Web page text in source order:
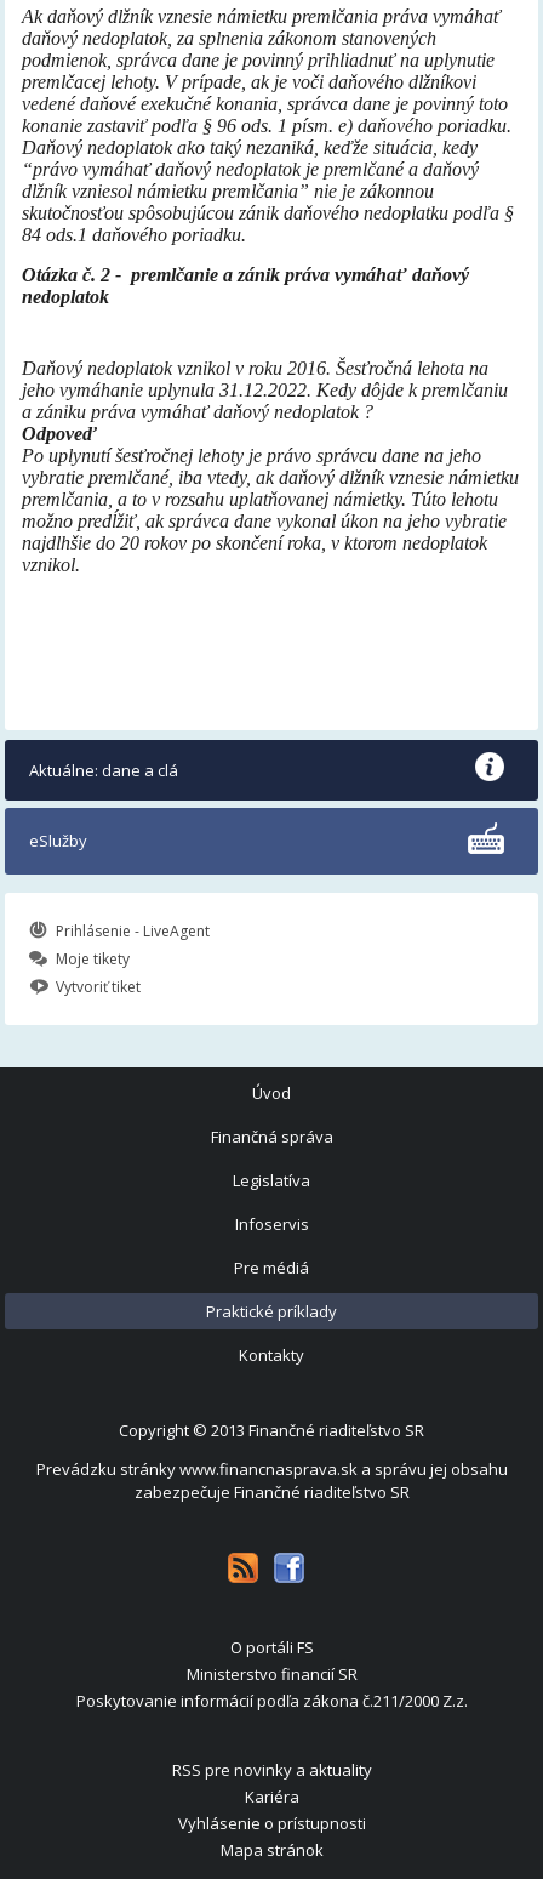
Ak daňový dlžník vznesie námietku premlčania práva vymáhať
daňový nedoplatok, za splnenia zákonom stanovených
podmienok, správca dane je povinný prihliadnuť na uplynutie
premlčacej lehoty. V prípade, ak je voči daňového dlžníkovi
vedené daňové exekučné konania, správca dane je povinný toto
konanie zastaviť podľa § 96 ods. 1 písm. e) daňového poriadku.
Daňový nedoplatok ako taký nezaniká, keďže situácia, kedy
“právo vymáhať daňový nedoplatok je premlčané a daňový
dlžník vzniesol námietku premlčania” nie je zákonnou
skutočnosťou spôsobujúcou zánik daňového nedoplatku podľa §
84 ods.1 daňového poriadku.
Otázka č. 2 - premlčanie a zánik práva vymáhať daňový
nedoplatok
Daňový nedoplatok vznikol v roku 2016. Šesťročná lehota na
jeho vymáhanie uplynula 31.12.2022. Kedy dôjde k premlčaniu
a zániku práva vymáhať daňový nedoplatok ?
Odpoveď
Po uplynutí šesťročnej lehoty je právo správcu dane na jeho
vybratie premlčané, iba vtedy, ak daňový dlžník vznesie námietku
premlčania, a to v rozsahu uplatňovanej námietky. Túto lehotu
možno predĺžiť, ak správca dane vykonal úkon na jeho vybratie
najdlhšie do 20 rokov po skončení roka, v ktorom nedoplatok
vznikol.
Aktuálne: dane a clá
eSlužby
Prihlásenie - LiveAgent
Moje tikety
Vytvoriť tiket
Úvod
Finančná správa
Legislatíva
Infoservis
Pre médiá
Praktické príklady
Kontakty
Copyright © 2013 Finančné riaditeľstvo SR
Prevádzku stránky www.financnasprava.sk a správu jej obsahu
zabezpečuje Finančné riaditeľstvo SR
O portáli FS
Ministerstvo financií SR
Poskytovanie informácií podľa zákona č.211/2000 Z.z.
RSS pre novinky a aktuality
Kariéra
Vyhlásenie o prístupnosti
Mapa stránok